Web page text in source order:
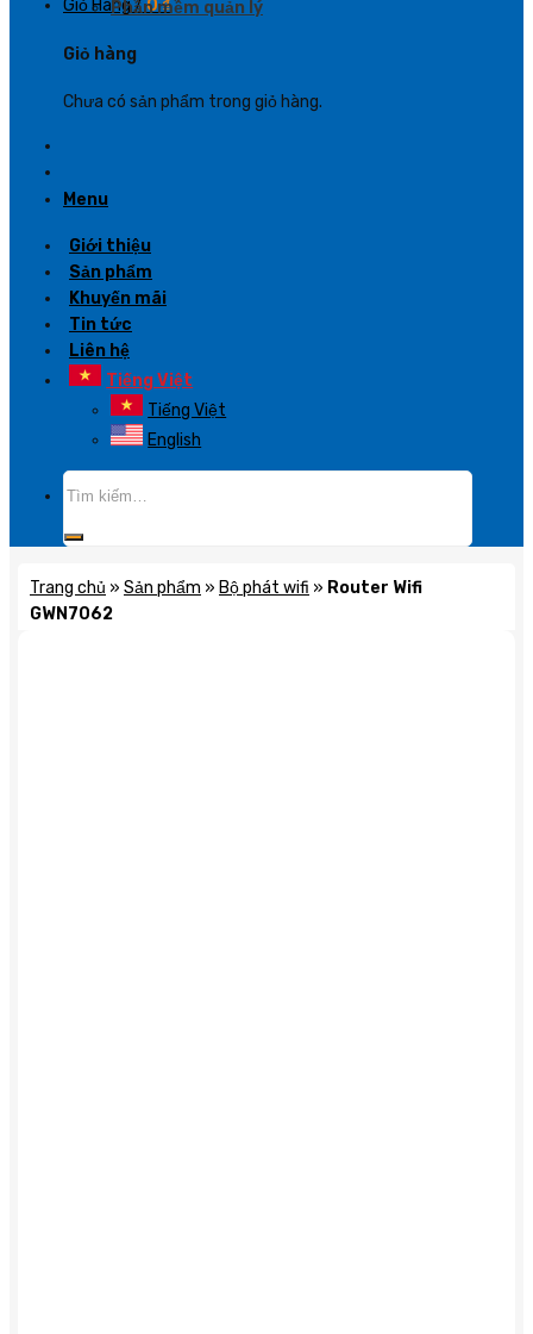
Giỏ Hàng /0₫
Giỏ hàng
Chưa có sản phẩm trong giỏ hàng.
Menu
Phần mềm quản lý
Giới thiệu
Sản phẩm
Khuyến mãi
Tin tức
Liên hệ
Tiếng Việt
Tiếng Việt
English
Trang chủ » Sản phẩm » Bộ phát wifi » Router Wifi
GWN7062